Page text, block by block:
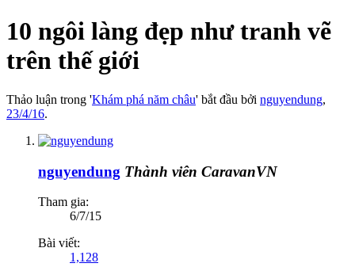
10 ngôi làng đẹp như tranh vẽ
trên thế giới
Thảo luận trong 'Khám phá năm châu' bắt đầu bởi nguyendung,
23/4/16.
nguyendung Thành viên CaravanVN
Tham gia:
6/7/15
Bài viết:
1,128